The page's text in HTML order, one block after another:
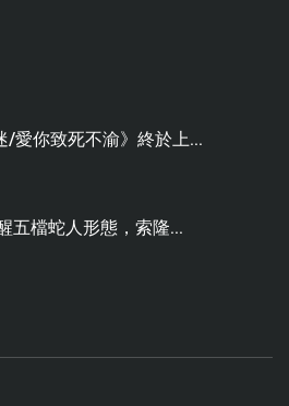
/愛你致死不渝》終於上...
五檔蛇人形態，索隆...